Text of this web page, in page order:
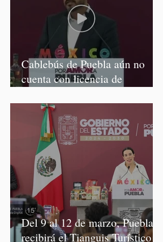
Cablebús de Puebla aún no
cuenta con licencia de
Del 9 al 12 de marzo, Puebla
recibirá el Tianguis Turístico